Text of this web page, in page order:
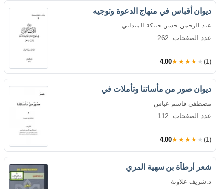
ديوان أقباس في منهاج الدعوة وتوجيه
عبد الرحمن حسن حبنكة الميداني
عدد الصفحات: 262
4.00★★★★★ (1)
ديوان صور من مأساتنا وتأملات في
مصطفى قاسم عباس
عدد الصفحات: 112
4.00★★★★★ (1)
شعر أرطأة بن سهية المري
د.شريف علاونة